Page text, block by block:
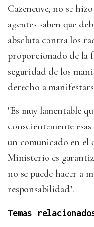
Cazeneuve, no se
agentes saben que
absoluta contra los
proporcionado de la
seguridad de los
derecho a
"Es muy lamentable
conscientemente
un comunicado en el
Ministerio es
no se puede hacer a
responsabilidad".
Temas